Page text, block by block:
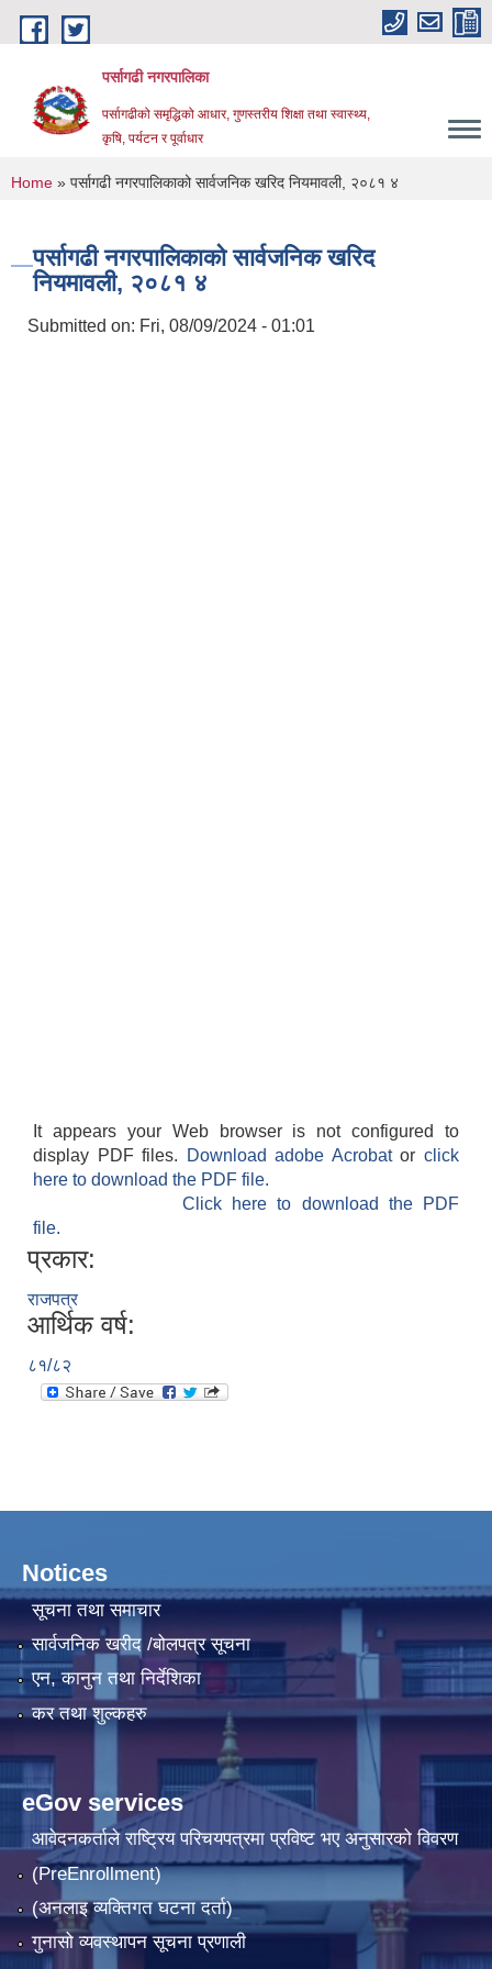
Skip to main content
पर्सागढी नगरपालिका
पर्सागढीको समृद्धिको आधार, गुणस्तरीय शिक्षा तथा स्वास्थ्य,
कृषि, पर्यटन र पूर्वाधार
You are here
Home » पर्सागढी नगरपालिकाको सार्वजनिक खरिद नियमावली, २०८१ ४
पर्सागढी नगरपालिकाको सार्वजनिक खरिद
नियमावली, २०८१ ४
Submitted on: Fri, 08/09/2024 - 01:01
It appears your Web browser is not configured to
display PDF files.
Download adobe Acrobatorclick
here to download the PDF file.
Click here to download the PDF
file.
प्रकार:
राजपत्र
आर्थिक वर्ष:
८१/८२
Notices
सूचना तथा समाचार
सार्वजनिक खरीद /बोलपत्र सूचना
एन, कानुन तथा निर्देशिका
कर तथा शुल्कहरु
eGov services
आवेदनकर्ताले राष्‍ट्रिय परिचयपत्रमा प्रविष्ट भए अनुसारको विवरण
(PreEnrollment)
(अनलाइ व्यक्तिगत घटना दर्ता)
गुनासो व्यवस्थापन सूचना प्रणाली